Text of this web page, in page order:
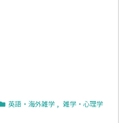
英語・海外雑学 , 雑学・心理学